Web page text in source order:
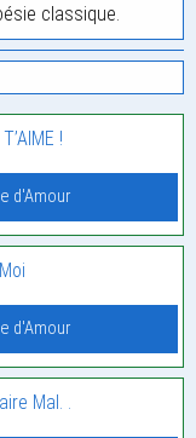
classique.
!
d'Amour
d'Amour
Mal. .